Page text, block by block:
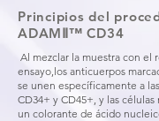
Principios del
ADAMⅡ™ CD34
Al mezclar la muestra con el
ensayo,los anticuerpos
se unen específicamente a
CD34+ y CD45+, y las
un colorante de ácido